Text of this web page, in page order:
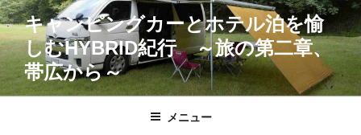
コ
ン
テ
キャンピングカーとホテル泊を愉
しむHYBRID紀行 ～旅の第二章、
帯広から～
メニュー